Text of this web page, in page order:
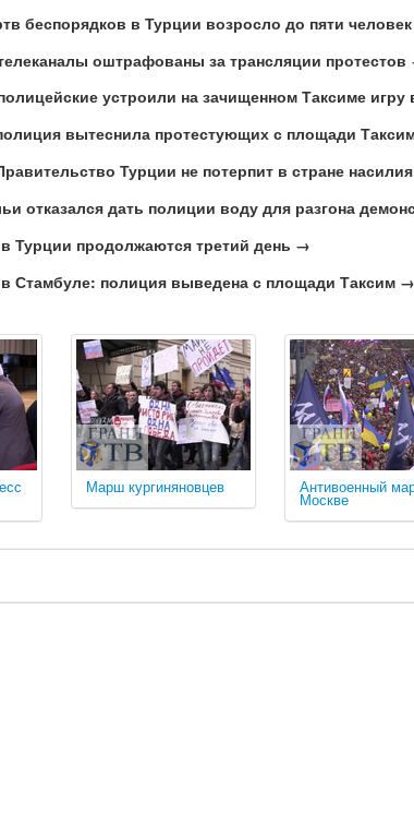
беспорядков в Турции возросло до пяти
оштрафованы за трансляции
устроили на зачищенном Таксиме
вытеснила протестующих с площади
Турции не потерпит в стране
отказался дать полиции воду для разгона
Турции продолжаются третий день →
Стамбуле: полиция выведена с площади Таксим →
Марш кургиняновцев Антивоенный
Москве